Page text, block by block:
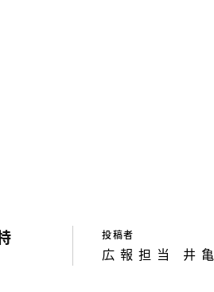
投稿者
広報担当 井亀